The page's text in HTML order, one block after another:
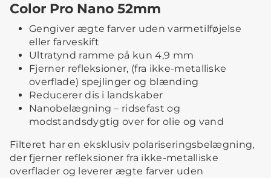
Color Pro Nano 52mm
Gengiver ægte farver uden varmetilføjelse
eller farveskift
Ultratynd ramme på kun 4,9 mm
Fjerner refleksioner, (fra ikke-metalliske
overflade) spejlinger og blænding
Reducerer dis i landskaber
Nanobelægning – ridsefast og
modstandsdygtig over for olie og vand
Filteret har en eksklusiv polariseringsbelægning,
der fjerner refleksioner fra ikke-metalliske
overflader og leverer ægte farver uden